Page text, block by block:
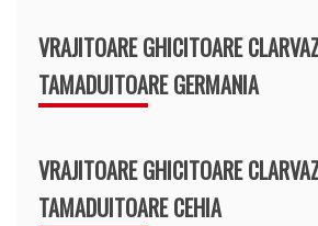
VRAJITOARE GHICITOARE
TAMADUITOARE GERMANIA
VRAJITOARE GHICITOARE
TAMADUITOARE CEHIA